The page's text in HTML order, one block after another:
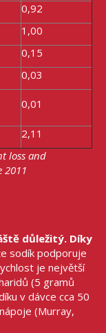
0,92
1,00
0,15
0,03
0,01
2,11
loss and
2011
důležitý. Díky
sodík podporuje
je největší
(5 gramů
v dávce cca 50
(Murray,